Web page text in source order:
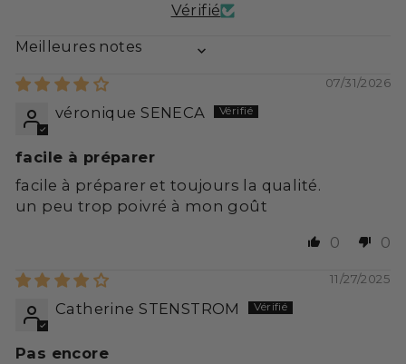
Vérifié
07/31/2026
véronique SENECA
facile à préparer
facile à préparer et toujours la qualité.
un peu trop poivré à mon goût
0
0
11/27/2025
Catherine STENSTROM
Pas encore